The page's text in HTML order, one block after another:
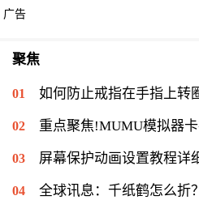
广告
聚焦
如何防止戒指在手指上转圈？正月打
重点聚焦!MUMU模拟器卡在60%不动怎
屏幕保护动画设置教程详细介绍（屏幕保
全球讯息：千纸鹤怎么折